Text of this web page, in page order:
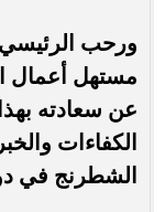
ورحب
عن سعادته
الكفاءات
الشطرنج في